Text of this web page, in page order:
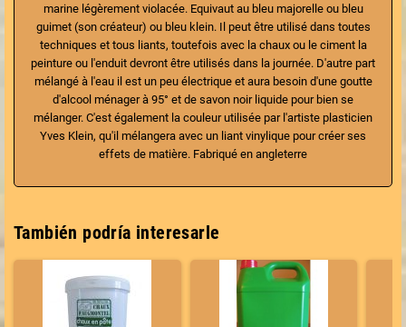
marine légèrement violacée. Equivaut au bleu majorelle ou bleu
guimet (son créateur) ou bleu klein. Il peut être utilisé dans toutes
techniques et tous liants, toutefois avec la chauxou le ciment la
peinture ou l'enduit devront être utilisés dans la journée. D'autre part
mélangé à l'eau il est un peu électrique et aura besoin d'une goutte
d'alcool ménager à 95° et de savon noir liquide pour bien se
mélanger. C'est également la couleur utilisée par l'artiste plasticien
Yves Klein, qu'il mélangera avec un liant vinylique pour créer ses
effets de matière. Fabriqué en angleterre
También podría interesarle